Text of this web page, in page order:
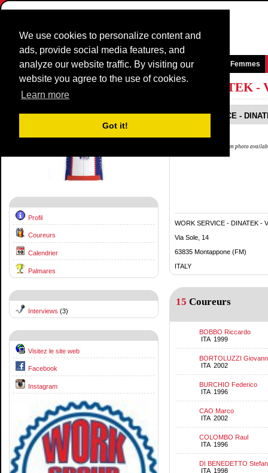
We use cookies to personalize content and
ads, provide social media features, and
analyze our website traffic. By visiting our
website you agree to the use of cookies.
Learn more
Got it!
Page d'accueil News et média Jeux Courses Equipes Femmes
Équipe Profil: WORK SERVICE - DINATEK -
Profil
Coureurs
Calendrier
Palmares
Interviews (3)
Visitez le site web
Facebook
Instagram
WORK SERVICE -
No team photo
WORK SERVICE - DINATEK -
Via Sole, 14
63835 Montappone (FM)
ITALY
15 Coureurs
BOBBO Riccardo
ITA 1999
BORTOLUZZI
ITA 2002
BURCHIO Federico
ITA 1996
CAO Marco
ITA 2002
COLOMBO Raul
ITA 1996
DI BENEDETTO
ITA 1998